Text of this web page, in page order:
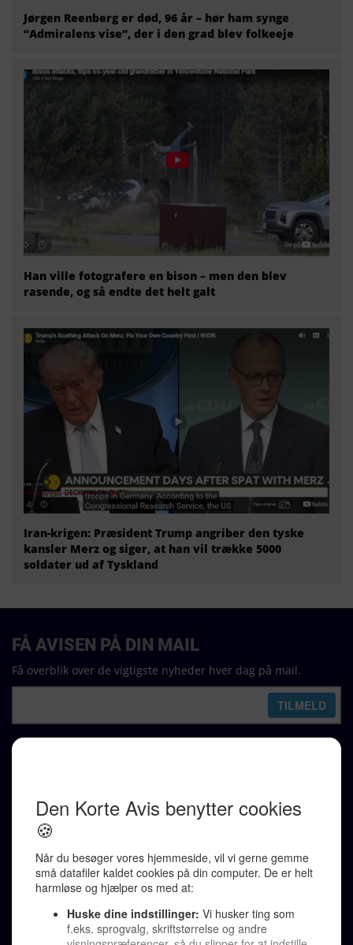
Jørgen Reenberg er død, 96 år – hør ham synge
“Admiralens vise”, der i den grad blev folkeeje
Han ville fotografere en bison – men den blev
rasende, og så endte det helt galt
Iran-krigen: Præsident Trump angriber den tyske
kansler Merz og siger, at han vil trække 5000
soldater ud af Tyskland
Karen Jespersen
Redaktionen kontaktes via mail til
redaktion@denkorteavis.dk
Telefonsvarer 20 30 10 96
Von Ostensgade 22, 2791 Dragør
LINKS
Tidligere aviser >
FÅ AVISEN PÅ DIN MAIL
Få overblik over de vigtigste nyheder hver dag på mail.